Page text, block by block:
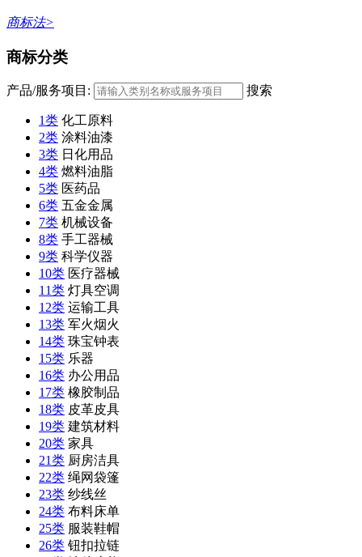
商标法>
商标分类
产品/服务项目: 搜索
1类 化工原料
2类 涂料油漆
3类 日化用品
4类 燃料油脂
5类 医药品
6类 五金金属
7类 机械设备
8类 手工器械
9类 科学仪器
10类 医疗器械
11类 灯具空调
12类 运输工具
13类 军火烟火
14类 珠宝钟表
15类 乐器
16类 办公用品
17类 橡胶制品
18类 皮革皮具
19类 建筑材料
20类 家具
21类 厨房洁具
22类 绳网袋篷
23类 纱线丝
24类 布料床单
25类 服装鞋帽
26类 钮扣拉链